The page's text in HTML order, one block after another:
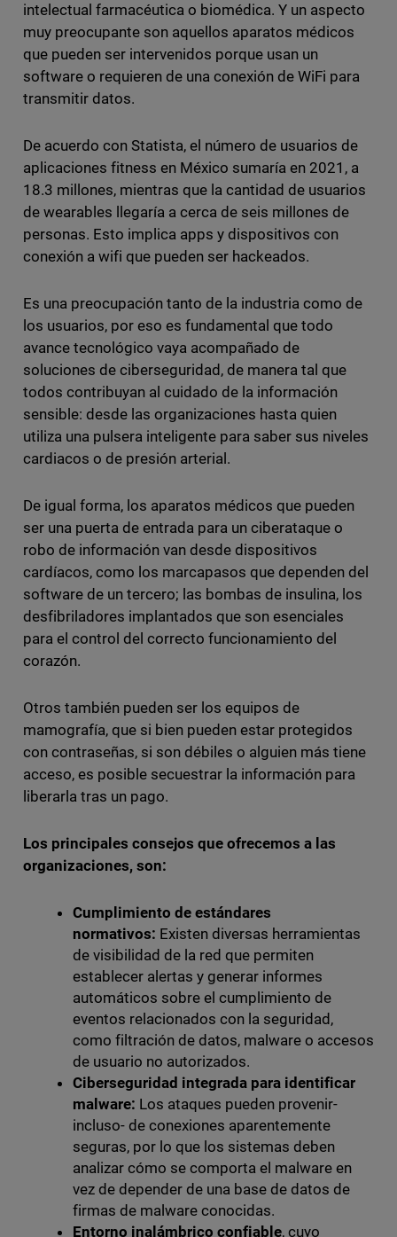
intelectual farmacéutica o biomédica. Y un aspecto
muy preocupante son aquellos aparatos médicos
que pueden ser intervenidos porque usan un
software o requieren de una conexión de WiFi para
transmitir datos.
De acuerdo con Statista, el número de usuarios de
aplicaciones fitness en México sumaría en 2021, a
18.3 millones, mientras que la cantidad de usuarios
de wearables llegaría a cerca de seis millones de
personas. Esto implica apps y dispositivos con
conexión a wifi que pueden ser hackeados.
Es una preocupación tanto de la industria como de
los usuarios, por eso es fundamental que todo
avance tecnológico vaya acompañado de
soluciones de ciberseguridad, de manera tal que
todos contribuyan al cuidado de la información
sensible: desde las organizaciones hasta quien
utiliza una pulsera inteligente para saber sus niveles
cardiacos o de presión arterial.
De igual forma, los aparatos médicos que pueden
ser una puerta de entrada para un ciberataque o
robo de información van desde dispositivos
cardíacos, como los marcapasos que dependen del
software de un tercero; las bombas de insulina, los
desfibriladores implantados que son esenciales
para el control del correcto funcionamiento del
corazón.
Otros también pueden ser los equipos de
mamografía, que si bien pueden estar protegidos
con contraseñas, si son débiles o alguien más tiene
acceso, es posible secuestrar la información para
liberarla tras un pago.
Los principales consejos que ofrecemos a las
organizaciones, son:
Cumplimiento de estándares
normativos: Existen diversas herramientas
de visibilidad de la red que permiten
establecer alertas y generar informes
automáticos sobre el cumplimiento de
eventos relacionados con la seguridad,
como filtración de datos, malware o accesos
de usuario no autorizados.
Ciberseguridad integrada para identificar
malware: Los ataques pueden provenir-
incluso- de conexiones aparentemente
seguras, por lo que los sistemas deben
analizar cómo se comporta el malware en
vez de depender de una base de datos de
firmas de malware conocidas.
Entorno inalámbrico confiable, cuyo